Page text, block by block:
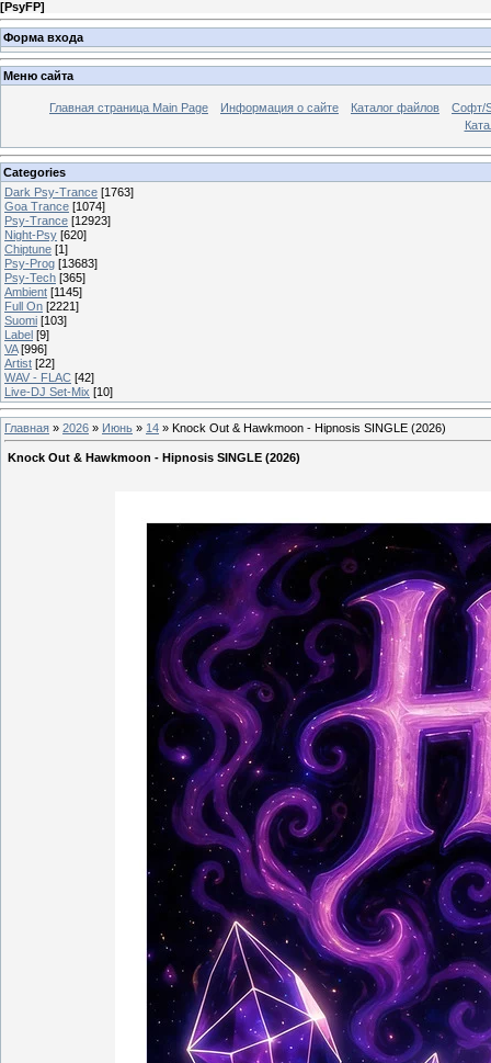
[PsyFP]
Форма входа
Меню сайта
Главная страница Main Page Информация о сайте Каталог файлов
Софт/
Categories
Dark Psy-Trance [1763]
Goa Trance [1074]
Psy-Trance [12923]
Night-Psy [620]
Chiptune [1]
Psy-Prog [13683]
Psy-Tech [365]
Ambient [1145]
Full On [2221]
Suomi [103]
Label [9]
VA [996]
Artist [22]
WAV - FLAC [42]
Live-DJ Set-Mix [10]
Главная » 2026 » Июнь » 14 » Knock Out & Hawkmoon - Hipnosis SINGLE (2026)
Knock Out & Hawkmoon - Hipnosis SINGLE (2026)